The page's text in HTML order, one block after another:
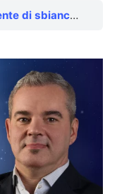
Soddisfare l’enorme richiesta latente di sbiancamento dentale, acquisendo e fidelizzando nuova clientela attraverso Clean&White